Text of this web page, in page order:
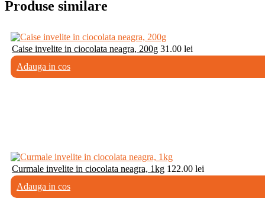
Produse similare
Caise invelite in ciocolata neagra, 200g 31.00 lei
Adauga in cos
Curmale invelite in ciocolata neagra, 1kg 122.00 lei
Adauga in cos